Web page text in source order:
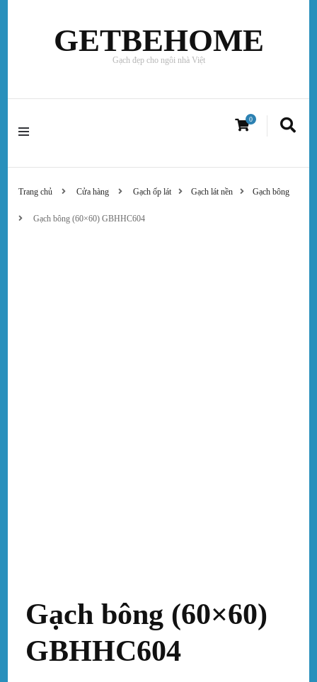
GETBEHOME
Gạch đẹp cho ngôi nhà Việt
0
Trang chủ Cửa hàng Gạch ốp lát Gạch lát nền Gạch bông
Gạch bông (60×60) GBHHC604
Gạch bông (60×60)
GBHHC604